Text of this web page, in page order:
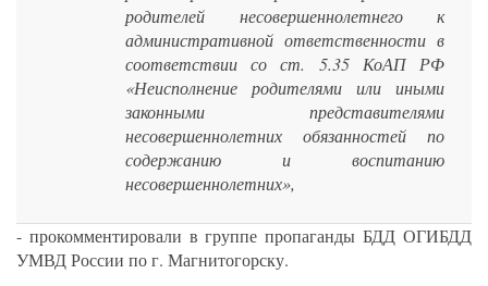
родителей несовершеннолетнего к
административной ответственности в
соответствии со ст. 5.35 КоАП РФ
«Неисполнение родителями или иными
законными представителями
несовершеннолетних обязанностей по
содержанию и воспитанию
несовершеннолетних»,
- прокомментировали в группе пропаганды БДД ОГИБДД
УМВД России по г. Магнитогорску.